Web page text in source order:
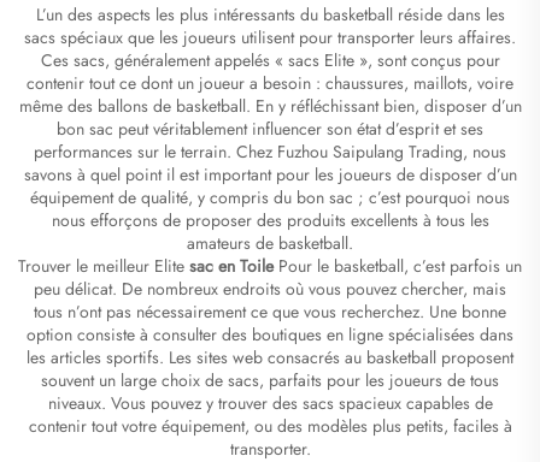
L’un des aspects les plus intéressants du basketball réside dans les
sacs spéciaux que les joueurs utilisent pour transporter leurs affaires.
Ces sacs, généralement appelés « sacs Elite », sont conçus pour
contenir tout ce dont un joueur a besoin : chaussures, maillots, voire
même des ballons de basketball. En y réfléchissant bien, disposer d’un
bon sac peut véritablement influencer son état d’esprit et ses
performances sur le terrain. Chez Fuzhou Saipulang Trading, nous
savons à quel point il est important pour les joueurs de disposer d’un
équipement de qualité, y compris du bon sac ; c’est pourquoi nous
nous efforçons de proposer des produits excellents à tous les
amateurs de basketball.
Trouver le meilleur Elite sac en Toile Pour le basketball, c’est parfois un
peu délicat. De nombreux endroits où vous pouvez chercher, mais
tous n’ont pas nécessairement ce que vous recherchez. Une bonne
option consiste à consulter des boutiques en ligne spécialisées dans
les articles sportifs. Les sites web consacrés au basketball proposent
souvent un large choix de sacs, parfaits pour les joueurs de tous
niveaux. Vous pouvez y trouver des sacs spacieux capables de
contenir tout votre équipement, ou des modèles plus petits, faciles à
transporter.